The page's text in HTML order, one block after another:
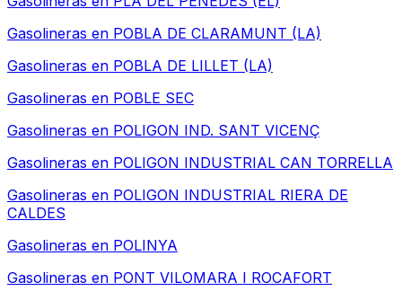
Gasolineras en POBLA DE CLARAMUNT (LA)
Gasolineras en POBLA DE LILLET (LA)
Gasolineras en POBLE SEC
Gasolineras en POLIGON IND. SANT VICENÇ
Gasolineras en POLIGON INDUSTRIAL CAN TORRELLA
Gasolineras en POLIGON INDUSTRIAL RIERA DE
CALDES
Gasolineras en POLINYA
Gasolineras en PONT VILOMARA I ROCAFORT